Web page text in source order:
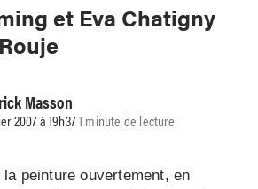
et Eva Chatigny
Masson
2007 à 19h371 minute de lecture
peinture ouvertement, en